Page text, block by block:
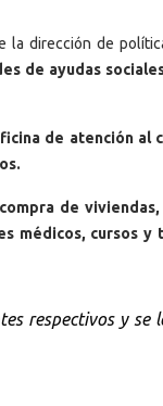
la dirección de
de ayudas
de atención al
de
médicos, cursos y
respectivos y se